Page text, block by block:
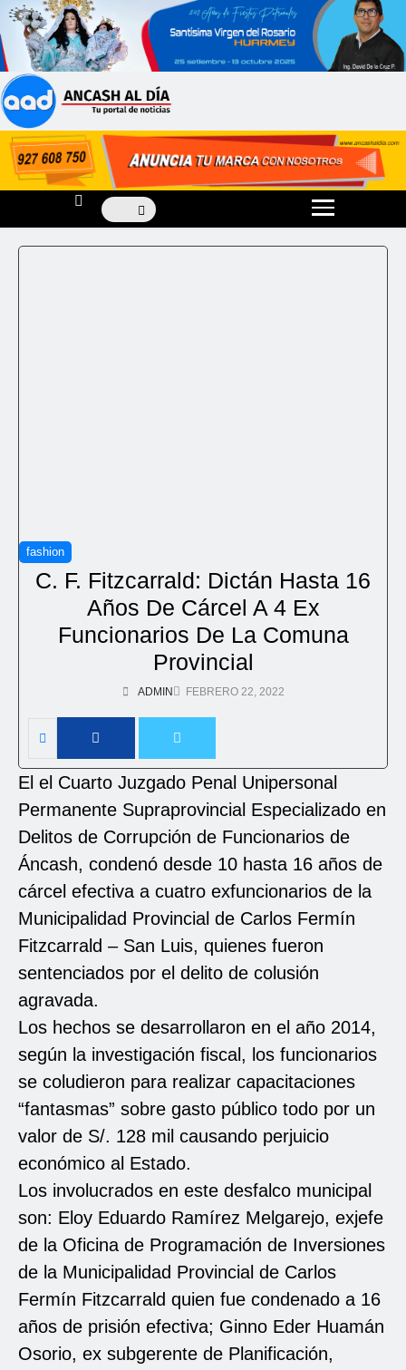
fashion
C. F. Fitzcarrald: Dictán Hasta 16
Años De Cárcel A 4 Ex
Funcionarios De La Comuna
Provincial
ADMIN FEBRERO 22, 2022
El el Cuarto Juzgado Penal Unipersonal
Permanente Supraprovincial Especializado en
Delitos de Corrupción de Funcionarios de
Áncash, condenó desde 10 hasta 16 años de
cárcel efectiva a cuatro exfuncionarios de la
Municipalidad Provincial de Carlos Fermín
Fitzcarrald – San Luis, quienes fueron
sentenciados por el delito de colusión
agravada.
Los hechos se desarrollaron en el año 2014,
según la investigación fiscal, los funcionarios
se coludieron para realizar capacitaciones
“fantasmas” sobre gasto público todo por un
valor de S/. 128 mil causando perjuicio
económico al Estado.
Los involucrados en este desfalco municipal
son: Eloy Eduardo Ramírez Melgarejo, exjefe
de la Oficina de Programación de Inversiones
de la Municipalidad Provincial de Carlos
Fermín Fitzcarrald quien fue condenado a 16
años de prisión efectiva; Ginno Eder Huamán
Osorio, ex subgerente de Planificación,